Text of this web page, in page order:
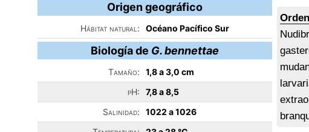
Origen geográfico
Hábitat natural: Océano Pacífico Sur
Biología de G. bennettae
Tamaño:
1,8 a 3,0 cm
pH:
7,8 a 8,5
Salinidad:
1022 a 1026